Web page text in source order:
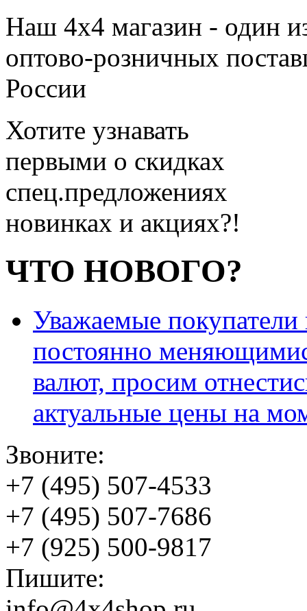
Наш 4x4 магазин - один
оптово-розничных
России
Хотите узнавать
первыми о скидках
спец.предложениях
новинках и акциях?!
ЧТО НОВОГО?
Уважаемые
постоянно
валют, просим
актуальные цены на
Звоните:
+7 (495) 507-4533
+7 (495) 507-7686
+7 (925) 500-9817
Пишите: